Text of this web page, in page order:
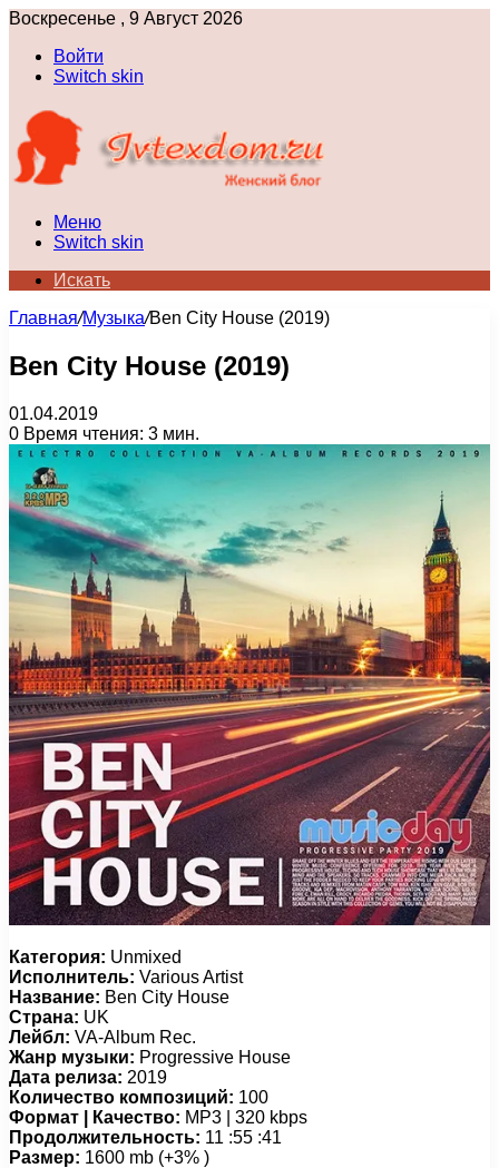
Воскресенье , 9 Август 2026
Войти
Switch skin
Меню
Switch skin
Искать
Главная/Музыка/Ben City House (2019)
Ben City House (2019)
01.04.2019
0 Время чтения: 3 мин.
Категория: Unmixed
Исполнитель: Various Artist
Название: Ben City House
Страна: UK
Лейбл: VA-Album Rec.
Жанр музыки: Progressive House
Дата релиза: 2019
Количество композиций: 100
Формат | Качество: MP3 | 320 kbps
Продолжительность: 11 :55 :41
Размер: 1600 mb (+3% )